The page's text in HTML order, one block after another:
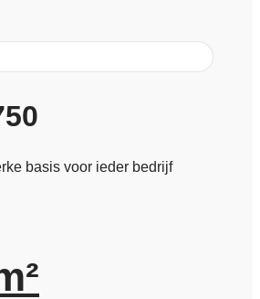
basis voor ieder bedrijf